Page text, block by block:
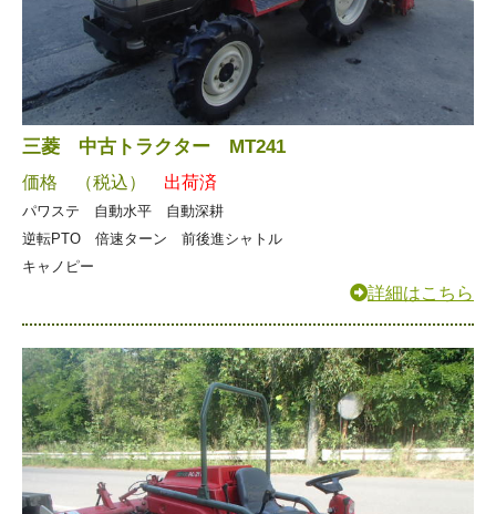
三菱 中古トラクター MT241
価格 （税込） 出荷済
パワステ 自動水平 自動深耕
逆転PTO 倍速ターン 前後進シャトル
キャノピー
詳細はこちら